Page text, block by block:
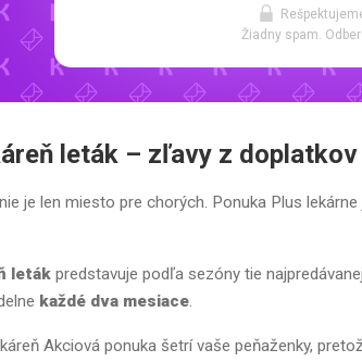
Žiadny spam.
leták – zľavy z
je len miesto pre chorých. Ponuka Plus
leták predstavuje podľa sezóny tie
každé dva mesiace.
Akciová ponuka šetrí vaše peňaženky,